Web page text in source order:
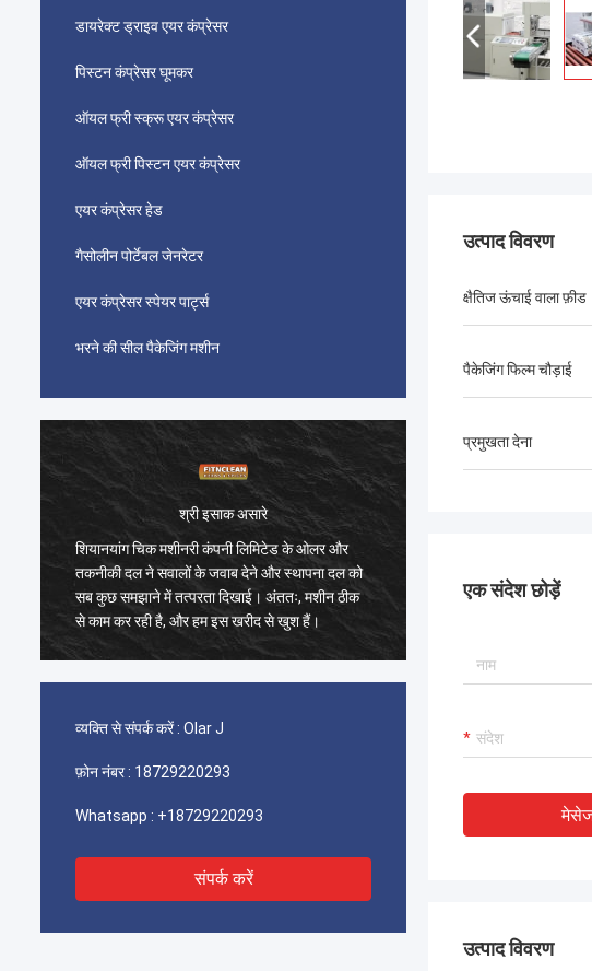
डायरेक्ट ड्राइव एयर कंप्रेसर
पिस्टन कंप्रेसर घूमकर
ऑयल फ्री स्क्रू एयर कंप्रेसर
ऑयल फ्री पिस्टन एयर कंप्रेसर
एयर कंप्रेसर हेड
गैसोलीन पोर्टेबल जेनरेटर
एयर कंप्रेसर स्पेयर पार्ट्स
भरने की सील पैकेजिंग मशीन
श्री इसाक असारे
शियानयांग चिक मशीनरी कंपनी लिमिटेड के ओलर और
तकनीकी दल ने सवालों के जवाब देने और स्थापना दल को
सब कुछ समझाने में तत्परता दिखाई। अंततः, मशीन ठीक
से काम कर रही है, और हम इस खरीद से खुश हैं।
सब कुछ समझाने में तत्परता
व्यक्ति से संपर्क करें : Olar J
फ़ोन नंबर : 18729220293
Whatsapp : +18729220293
संपर्क करें
उत्पाद विवरण
क्षैतिज ऊंचाई वाला फ़ीड
पैकेजिंग फिल्म चौड़ाई
प्रमुखता देना
एक संदेश छोड़ें
उत्पाद विवरण